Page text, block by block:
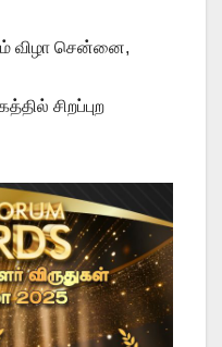
விழா சென்னை,
சிறப்புற